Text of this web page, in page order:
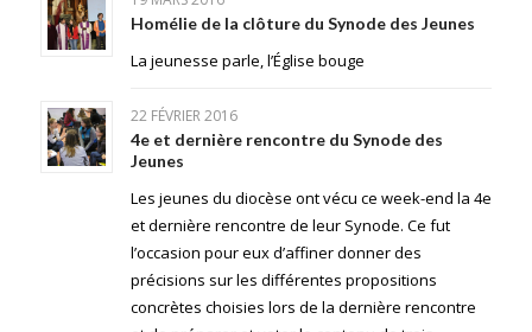
Homélie de la clôture du Synode des Jeunes
La jeunesse parle, l’Église bouge
22 FÉVRIER 2016
4e et dernière rencontre du Synode des
Jeunes
Les jeunes du diocèse ont vécu ce week-end la 4e
et dernière rencontre de leur Synode. Ce fut
l’occasion pour eux d’affiner donner des
précisions sur les différentes propositions
concrètes choisies lors de la dernière rencontre